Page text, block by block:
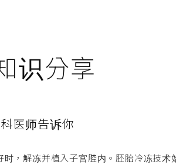
识分享
医师告诉你
，解冻并植入子宫腔内。胚胎冷冻技术